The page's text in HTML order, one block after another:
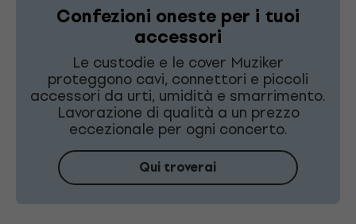
Confezioni oneste per i tuoi
accessori
Le custodie e le cover Muziker
proteggono cavi, connettori e piccoli
accessori da urti, umidità e smarrimento.
Lavorazione di qualità a un prezzo
eccezionale per ogni concerto.
Qui troverai